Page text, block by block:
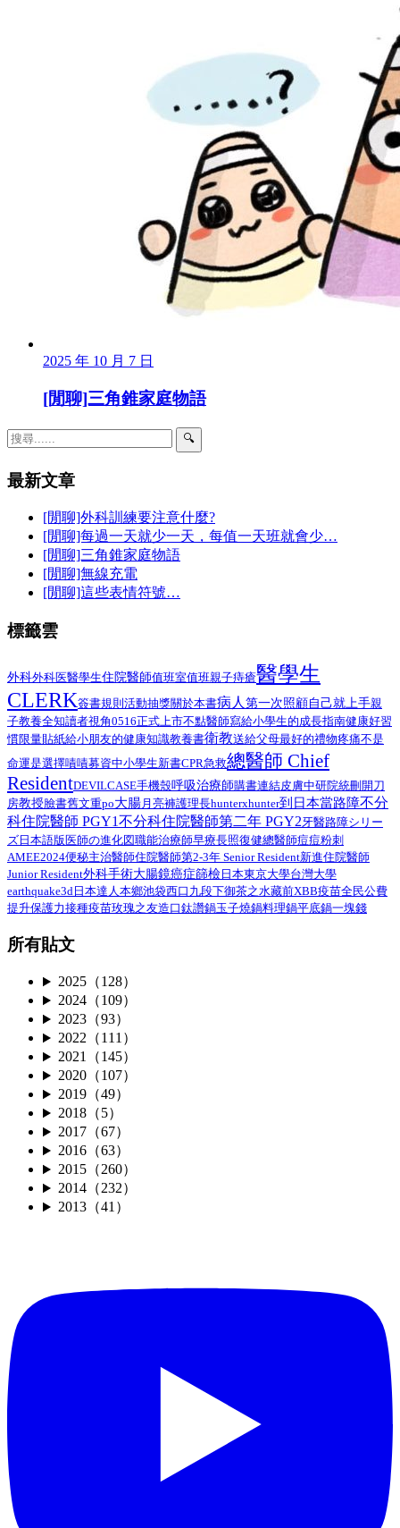
2025 年 10 月 7 日
[閒聊]三角錐家庭物語
🔍
最新文章
[閒聊]外科訓練要注意什麼?
[閒聊]每過一天就少一天，每值一天班就會少…
[閒聊]三角錐家庭物語
[閒聊]無線充電
[閒聊]這些表情符號…
標籤雲
外科外科医醫學生住院醫師值班室值班親子痔瘡醫學生
CLERK簽書規則 活動抽獎關於本書病人 第一次照顧自己就上手親
子教養全知讀者視角0516正式上市不點醫師寫給小學生的成長指南健康好習
慣限量貼紙給小朋友的健康知識教養書衛教送給父母最好的禮物疼痛不是
命運是選擇嘖嘖募資中小學生新書CPR急救總醫師 Chief
ResidentDEVILCASE手機殼呼吸治療師購書連結皮膚中研院統刪 開刀
房教授臉書舊文重po大腸 月亮褲護理長hunterxhunter到日本當路障不分
科住院醫師 PGY1不分科住院醫師第二年 PGY2牙醫路障シリー
ズ日本語版医師の進化図職能治療師早療長照復健總醫師痘痘粉刺
AMEE2024便秘主治醫師住院醫師第2-3年 Senior Resident新進住院醫師
Junior Resident外科手術大腸鏡癌症篩檢 日本東京大學台灣大學
earthquake3d 日本達人本鄉池袋西口 九段下御茶之水藏前XBB疫苗全民公費
提升保護力接種疫苗玫瑰之友造口鈦讚鍋玉子燒鍋料理鍋平底鍋一塊錢
所有貼文
2025（128）
2024（109）
2023（93）
2022（111）
2021（145）
2020（107）
2019（49）
2018（5）
2017（67）
2016（63）
2015（260）
2014（232）
2013（41）